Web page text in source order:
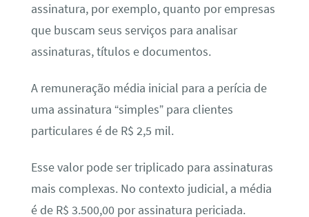
assinatura, por exemplo, quanto por empresas
que buscam seus serviços para analisar
assinaturas, títulos e documentos.
A remuneração média inicial para a perícia de
uma assinatura “simples” para clientes
particulares é de R$ 2,5 mil.
Esse valor pode ser triplicado para assinaturas
mais complexas. No contexto judicial, a média
é de R$ 3.500,00 por assinatura periciada.